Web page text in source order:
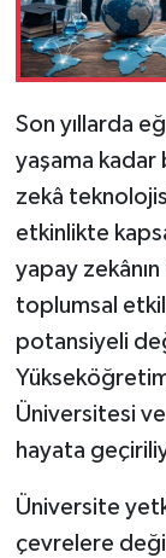
Son yıllarda
yaşama kadar
zekâ
etkinlikte
yapay
toplumsal
potansiyeli
Üniversitesi
hayata
Üniversite
çevrelere